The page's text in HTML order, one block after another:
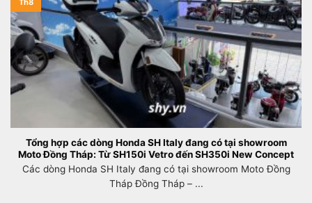
Tổng hợp các dòng Honda SH Italy đang có tại showroom
Moto Đồng Tháp: Từ SH150i Vetro đến SH350i New Concept
Các dòng Honda SH Italy đang có tại showroom Moto Đồng
Tháp Đồng Tháp – ...
Th8